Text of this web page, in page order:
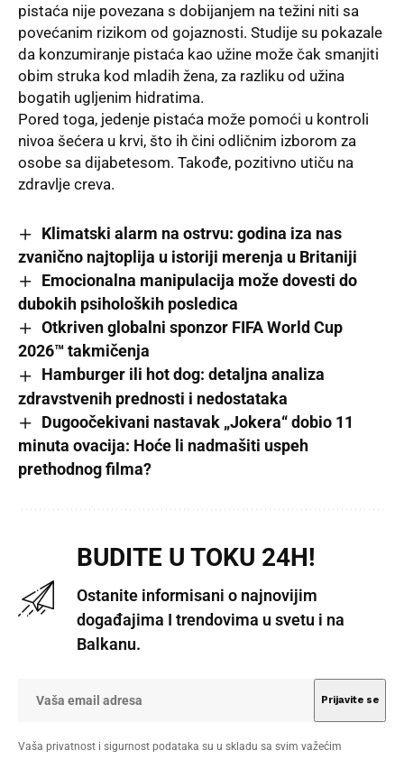
pistaća nije povezana s dobijanjem na težini niti sa
povećanim rizikom od gojaznosti. Studije su pokazale
da konzumiranje pistaća kao užine može čak smanjiti
obim struka kod mladih žena, za razliku od užina
bogatih ugljenim hidratima.
Pored toga, jedenje pistaća može pomoći u kontroli
nivoa šećera u krvi, što ih čini odličnim izborom za
osobe sa dijabetesom. Takođe, pozitivno utiču na
zdravlje creva.
Klimatski alarm na ostrvu: godina iza nas
zvanično najtoplija u istoriji merenja u Britaniji
Emocionalna manipulacija može dovesti do
dubokih psiholoških posledica
Otkriven globalni sponzor FIFA World Cup
2026™ takmičenja
Hamburger ili hot dog: detaljna analiza
zdravstvenih prednosti i nedostataka
Dugoočekivani nastavak „Jokera“ dobio 11
minuta ovacija: Hoće li nadmašiti uspeh
prethodnog filma?
BUDITE U TOKU 24H!
Ostanite informisani o najnovijim
događajima I trendovima u svetu i na
Balkanu.
Vaša privatnost i sigurnost podataka su u skladu sa svim važećim